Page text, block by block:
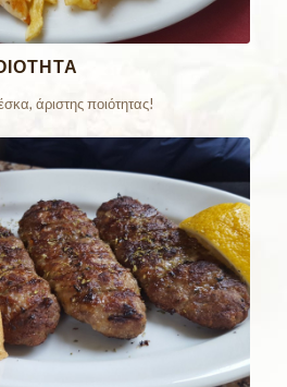
άριστης ποιότητας!
Τώρα!!!